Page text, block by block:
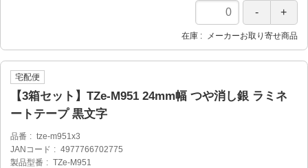
在庫 メーカーお取り寄せ商品
宅配便
【3箱セット】TZe-M951 24mm幅 つや消し銀 ラミネ
ートテープ 黒文字
品番
tze-m951x3
JANコード
4977766702775
製品型番
TZe-M951